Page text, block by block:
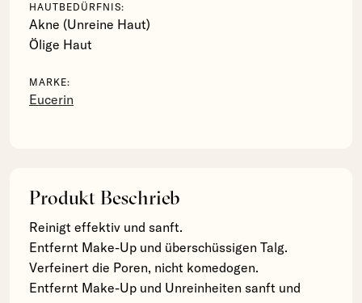
HAUTBEDÜRFNIS:
Akne (Unreine Haut)
Ölige Haut
MARKE:
Eucerin
Produkt Beschrieb
Reinigt effektiv und sanft.
Entfernt Make-Up und überschüssigen Talg.
Verfeinert die Poren, nicht komedogen.
Entfernt Make-Up und Unreinheiten sanft und